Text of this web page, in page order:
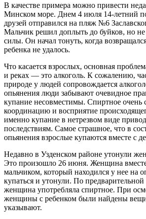
В качестве примера можно привести
Минском море. Днем 4 июля 14-летний
друзей отправился на пляж №6
Мальчик решил доплыть до буйков, но не
силы. Он начал тонуть, когда
ребенка не удалось.
Что касается взрослых, основная
и реках — это алкоголь. К сожалению,
природе у людей сопровождается
опьянения люди забывают очевидное
купание несовместимы. Спиртное очень
координацию и восприятие
именно купание в нетрезвом виде
последствиям. Самое страшное, что в
опьянения взрослые купаются вместе с
Недавно в Узденском районе утонули
Это произошло 26 июня. Женщина
мальчиком, который находился у нее на
купаться и утонули. По
женщина употребляла спиртное. При
женщины с ребенком были найдены
указывают.